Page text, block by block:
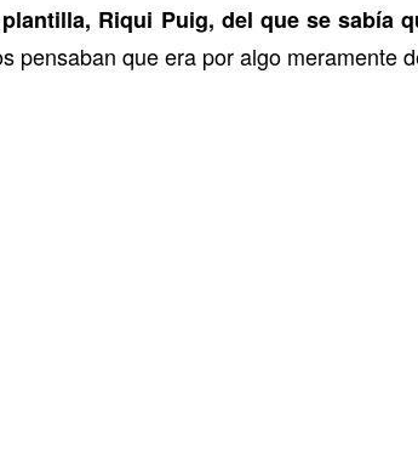
Riqui Puig, del que se sabía
pensaban que era por algo meramente